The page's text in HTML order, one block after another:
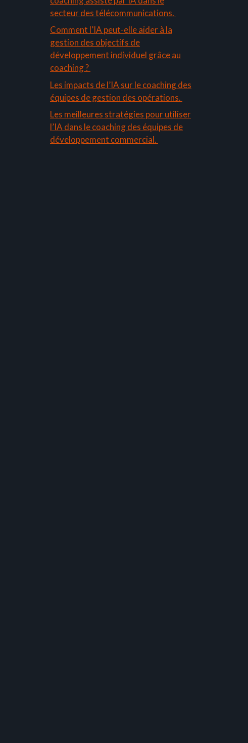
secteur des télécommunications.
Comment l’IA peut-elle aider à la
gestion des objectifs de
développement individuel grâce au
coaching ?
Les impacts de l’IA sur le coaching des
équipes de gestion des opérations.
Les meilleures stratégies pour utiliser
l’IA dans le coaching des équipes de
développement commercial.